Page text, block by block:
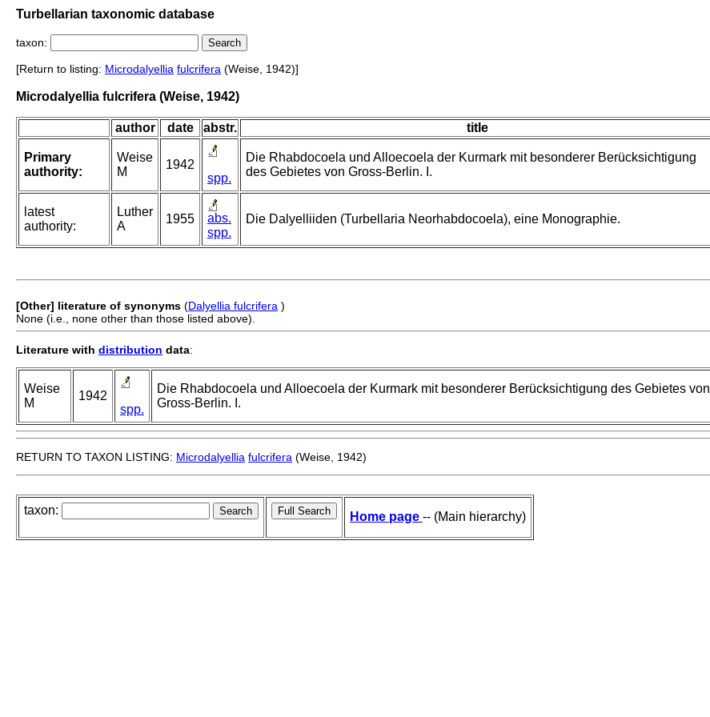
Turbellarian taxonomic database
taxon:
[Return to listing: Microdalyellia fulcrifera (Weise, 1942)]
Microdalyellia fulcrifera (Weise, 1942)
author date abstr. title
Primary
authority:
Weise
M
1942
spp.
Die Rhabdocoela und Alloecoela der Kurmark mit besonderer Berücksichtigung
des Gebietes von Gross-Berlin. I.
latest
authority:
Luther
A
1955
abs.
spp.
Die Dalyelliiden (Turbellaria Neorhabdocoela), eine Monographie.
[Other] literature of synonyms (Dalyellia fulcrifera )
None (i.e., none other than those listed above).
Literature with distribution data:
Weise
M
1942
spp.
Die Rhabdocoela und Alloecoela der Kurmark mit besonderer Berücksichtigung des Gebietes von
Gross-Berlin. I.
RETURN TO TAXON LISTING: Microdalyellia fulcrifera (Weise, 1942)
taxon: Home page -- (Main hierarchy)